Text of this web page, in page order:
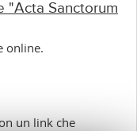
"Acta Sanctorum
online.
un link che